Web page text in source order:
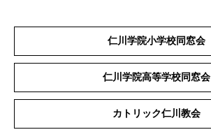
仁川学院小学校同窓会
仁川学院高等学校同窓会
カトリック仁川教会